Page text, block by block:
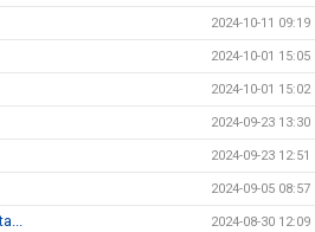
2024-10-11 09:19
2024-10-01 15:05
2024-10-01 15:02
2024-09-23 13:30
2024-09-23 12:51
2024-09-05 08:57
2024-08-30 12:09